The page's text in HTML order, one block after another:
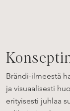
Brändi-ilmeestä
ja visuaalisesti
erityisesti juhlaa